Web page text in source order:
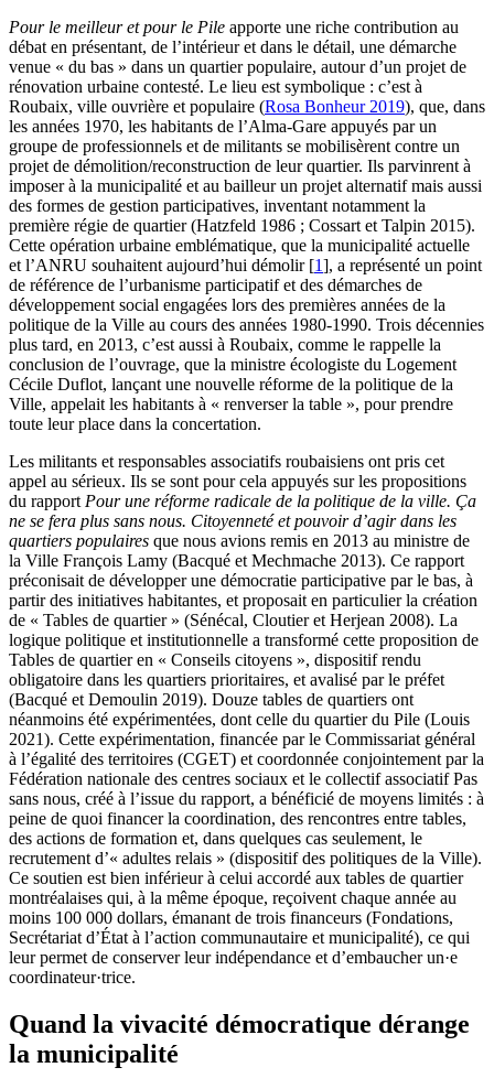
Pour le meilleur et pour le Pile apporte une riche contribution au
débat en présentant, de l’intérieur et dans le détail, une démarche
venue « du bas » dans un quartier populaire, autour d’un projet de
rénovation urbaine contesté. Le lieu est symbolique : c’est à
Roubaix, ville ouvrière et populaire (Rosa Bonheur 2019), que, dans
les années 1970, les habitants de l’Alma-Gare appuyés par un
groupe de professionnels et de militants se mobilisèrent contre un
projet de démolition/reconstruction de leur quartier. Ils parvinrent à
imposer à la municipalité et au bailleur un projet alternatif mais aussi
des formes de gestion participatives, inventant notamment la
première régie de quartier (Hatzfeld 1986 ; Cossart et Talpin 2015).
Cette opération urbaine emblématique, que la municipalité actuelle
et l’ANRU souhaitent aujourd’hui démolir[1], a représenté un point
de référence de l’urbanisme participatif et des démarches de
développement social engagées lors des premières années de la
politique de la Ville au cours des années 1980-1990. Trois décennies
plus tard, en 2013, c’est aussi à Roubaix, comme le rappelle la
conclusion de l’ouvrage, que la ministre écologiste du Logement
Cécile Duflot, lançant une nouvelle réforme de la politique de la
Ville, appelait les habitants à « renverser la table », pour prendre
toute leur place dans la concertation.
Les militants et responsables associatifs roubaisiens ont pris cet
appel au sérieux. Ils se sont pour cela appuyés sur les propositions
du rapport Pour une réforme radicale de la politique de la ville. Ça
ne se fera plus sans nous. Citoyenneté et pouvoir d’agir dans les
quartiers populaires que nous avions remis en 2013 au ministre de
la Ville François Lamy (Bacqué et Mechmache 2013). Ce rapport
préconisait de développer une démocratie participative par le bas, à
partir des initiatives habitantes, et proposait en particulier la création
de « Tables de quartier » (Sénécal, Cloutier et Herjean 2008). La
logique politique et institutionnelle a transformé cette proposition de
Tables de quartier en « Conseils citoyens », dispositif rendu
obligatoire dans les quartiers prioritaires, et avalisé par le préfet
(Bacqué et Demoulin 2019). Douze tables de quartiers ont
néanmoins été expérimentées, dont celle du quartier du Pile (Louis
2021). Cette expérimentation, financée par le Commissariat général
à l’égalité des territoires (CGET) et coordonnée conjointement par la
Fédération nationale des centres sociaux et le collectif associatif Pas
sans nous, créé à l’issue du rapport, a bénéficié de moyens limités : à
peine de quoi financer la coordination, des rencontres entre tables,
des actions de formation et, dans quelques cas seulement, le
recrutement d’« adultes relais » (dispositif des politiques de la Ville).
Ce soutien est bien inférieur à celui accordé aux tables de quartier
montréalaises qui, à la même époque, reçoivent chaque année au
moins 100 000 dollars, émanant de trois financeurs (Fondations,
Secrétariat d’État à l’action communautaire et municipalité), ce qui
leur permet de conserver leur indépendance et d’embaucher un·e
coordinateur·trice.
Quand la vivacité démocratique dérange
la municipalité